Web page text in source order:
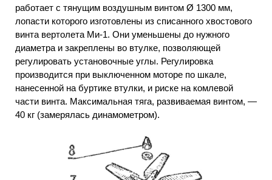
работает с тянущим воздушным винтом Ø 1300 мм,
лопасти которого изготовлены из списанного хвостового
винта вертолета Ми-1. Они уменьшены до нужного
диаметра и закреплены во втулке, позволяющей
регулировать установочные углы. Регулировка
производится при выключенном моторе по шкале,
нанесенной на буртике втулки, и риске на комлевой
части винта. Максимальная тяга, развиваемая винтом, —
40 кг (замерялась динамометром).